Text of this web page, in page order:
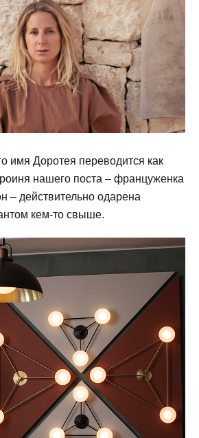
имя Доротея переводится как
нашего поста – француженка
– действительно одарена
кем-то свыше.